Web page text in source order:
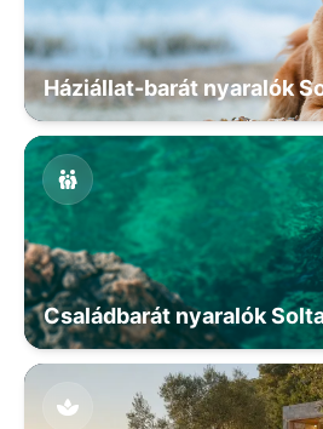
Háziállat-barát nyaralók
Családbarát nyaralók